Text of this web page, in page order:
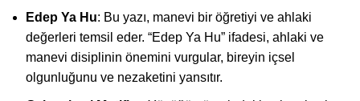
Edep Ya Hu: Bu yazı, manevi bir öğretiyi ve ahlaki
değerleri temsil eder. “Edep Ya Hu” ifadesi, ahlaki ve
manevi disiplinin önemini vurgular, bireyin içsel
olgunluğunu ve nezaketini yansıtır.